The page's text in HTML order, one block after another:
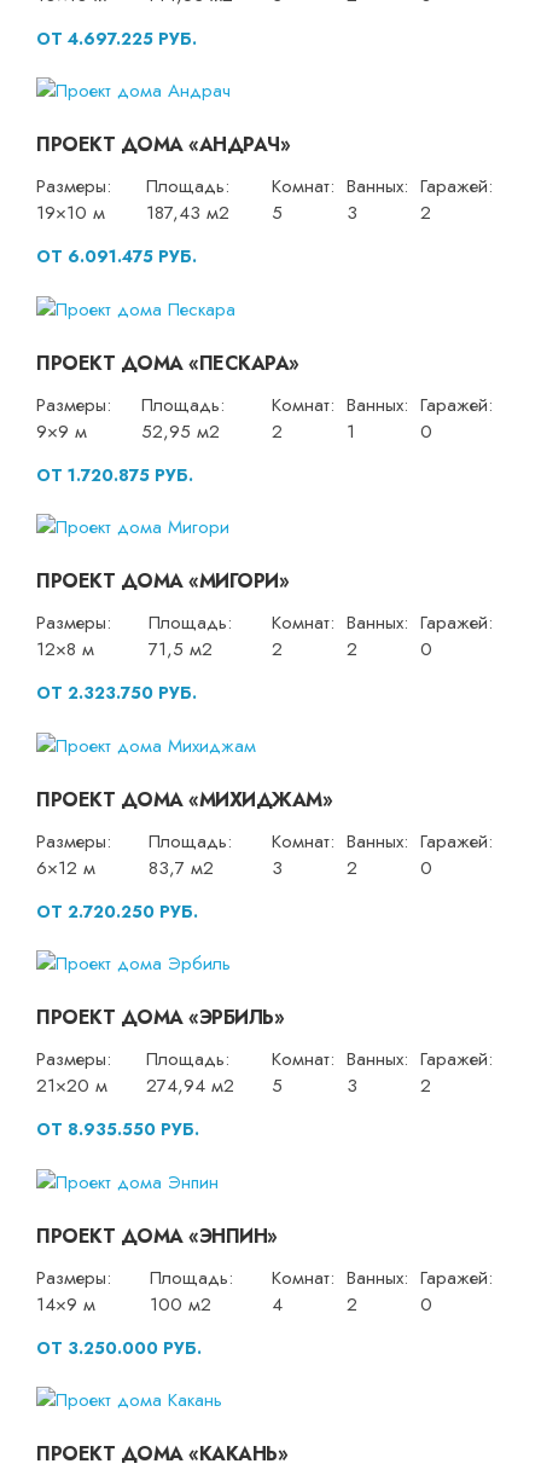
ОТ 4.697.225 РУБ.
ПРОЕКТ ДОМА «АНДРАЧ»
Размеры:
19×10 м
Площадь:
187,43 м2
Комнат:
5
Ванных:
3
Гаражей:
2
ОТ 6.091.475 РУБ.
ПРОЕКТ ДОМА «ПЕСКАРА»
Размеры:
9×9 м
Площадь:
52,95 м2
Комнат:
2
Ванных:
1
Гаражей:
0
ОТ 1.720.875 РУБ.
ПРОЕКТ ДОМА «МИГОРИ»
Размеры:
12×8 м
Площадь:
71,5 м2
Комнат:
2
Ванных:
2
Гаражей:
0
ОТ 2.323.750 РУБ.
ПРОЕКТ ДОМА «МИХИДЖАМ»
Размеры:
6×12 м
Площадь:
83,7 м2
Комнат:
3
Ванных:
2
Гаражей:
0
ОТ 2.720.250 РУБ.
ПРОЕКТ ДОМА «ЭРБИЛЬ»
Размеры:
21×20 м
Площадь:
274,94 м2
Комнат:
5
Ванных:
3
Гаражей:
2
ОТ 8.935.550 РУБ.
ПРОЕКТ ДОМА «ЭНПИН»
Размеры:
14×9 м
Площадь:
100 м2
Комнат:
4
Ванных:
2
Гаражей:
0
ОТ 3.250.000 РУБ.
ПРОЕКТ ДОМА «КАКАНЬ»